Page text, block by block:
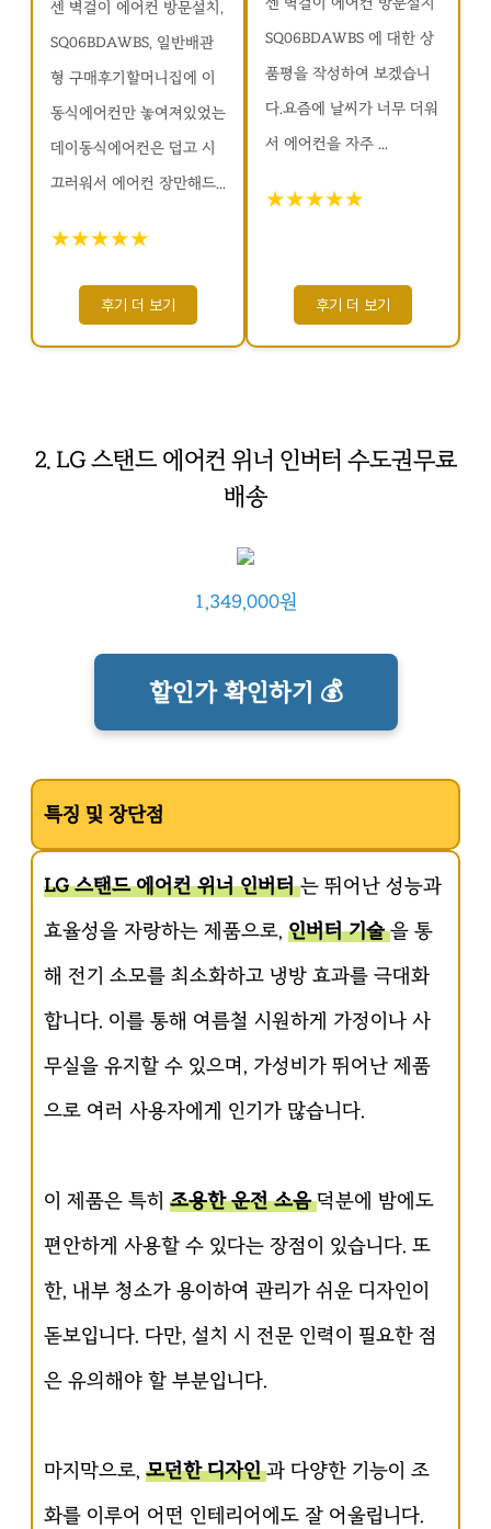
센 벽걸이 에어컨 방문설치,
SQ06BDAWBS, 일반배관
형 구매후기할머니집에 이
동식에어컨만 놓여져있었는
데이동식에어컨은 덥고 시
끄러워서 에어컨 장만해드...
★★★★★
후기 더 보기
SQ06BDAWBS 에 대한 상
품평을 작성하여 보겠습니
다.요즘에 날씨가 너무 더워
서 에어컨을 자주 ...
★★★★★
후기 더 보기
2. LG 스탠드 에어컨 위너 인버터 수도권무료
배송
1,349,000원
할인가 확인하기 💰
특징 및 장단점
LG 스탠드 에어컨 위너 인버터는 뛰어난 성능과
효율성을 자랑하는 제품으로, 인버터 기술을 통
해 전기 소모를 최소화하고 냉방 효과를 극대화
합니다. 이를 통해 여름철 시원하게 가정이나 사
무실을 유지할 수 있으며, 가성비가 뛰어난 제품
으로 여러 사용자에게 인기가 많습니다.
이 제품은 특히 조용한 운전 소음덕분에 밤에도
편안하게 사용할 수 있다는 장점이 있습니다. 또
한, 내부 청소가 용이하여 관리가 쉬운 디자인이
돋보입니다. 다만, 설치 시 전문 인력이 필요한 점
은 유의해야 할 부분입니다.
마지막으로, 모던한 디자인과 다양한 기능이 조
화를 이루어 어떤 인테리어에도 잘 어울립니다.